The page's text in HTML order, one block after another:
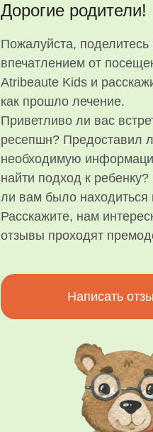
Дорогие родители!
Пожалуйста,
впечатлением от
Atribeaute Kids и
как прошло лечение.
Приветливо ли вас
ресепшн? Предоставил
необходимую
найти подход к
ли вам было находиться
Расскажите, нам
отзывы проходят
Написать